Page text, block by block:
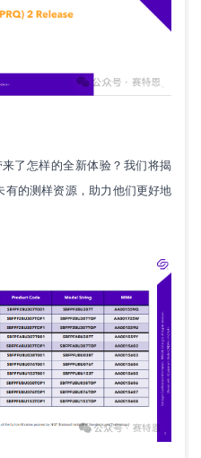
了怎样的全新体验？我们将揭
的测样资源，助力他们更好地